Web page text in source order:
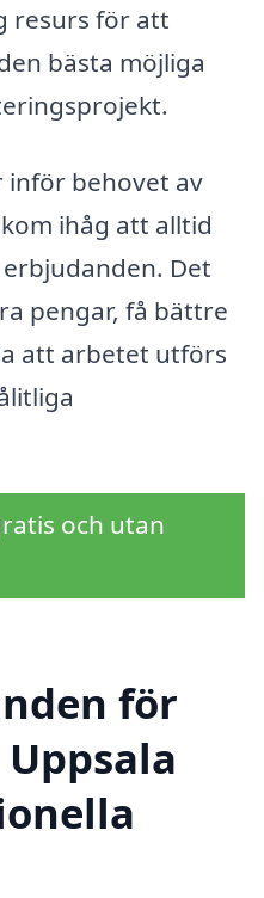
resurs för att
bästa möjliga
inför behovet av
ihåg att alltid
Det
pengar, få bättre
att arbetet utförs
och utan
för